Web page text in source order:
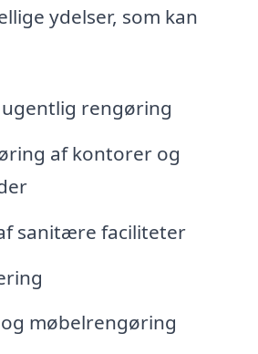
ydelser, som kan
rengøring
af kontorer og
sanitære faciliteter
møbelrengøring